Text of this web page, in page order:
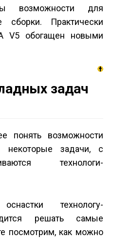
возможности для
Практически
V5 обогащен новыми
задач
понять возможности
некоторые задачи, с
технологи-
технологу-
решать самые
посмотрим, как можно